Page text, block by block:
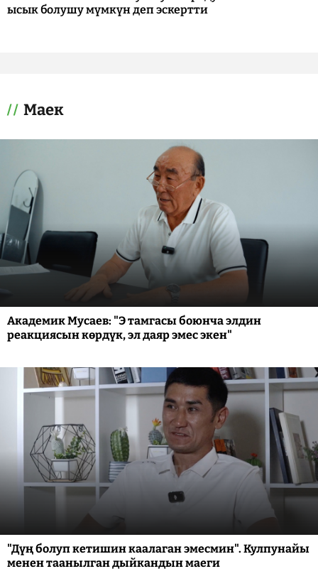
ысык болушу мүмкүн деп эскертти
Маек
Академик Мусаев: "Э тамгасы боюнча элдин
реакциясын көрдүк, эл даяр эмес экен"
"Дүң болуп кетишин каалаган эмесмин". Кулпунайы
менен таанылган дыйкандын маеги